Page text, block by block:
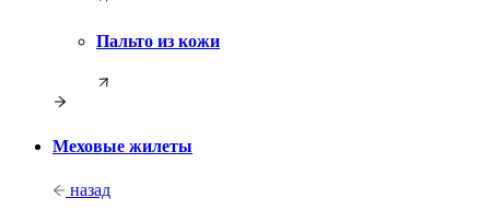
Пальто из кожи
Меховые жилеты
назад